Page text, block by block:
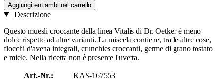
Aggiungi entrambi nel carrello
Descrizione
Questo muesli croccante della linea Vitalis di Dr. Oetker è meno
dolce rispetto ad altre varianti. La miscela contiene, tra le altre cose,
fiocchi d'avena integrali, crunchies croccanti, germe di grano tostato
e miele. Nella ricetta non è presente l'uvetta.
Art.-Nr.:
KAS-167553